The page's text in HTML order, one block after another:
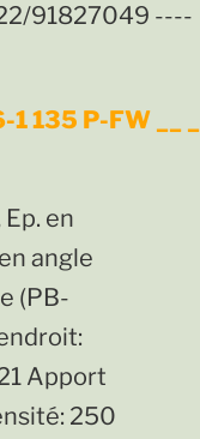
91827049 ----
135 P-FW __ __
en
angle
(PB-
Apport
250